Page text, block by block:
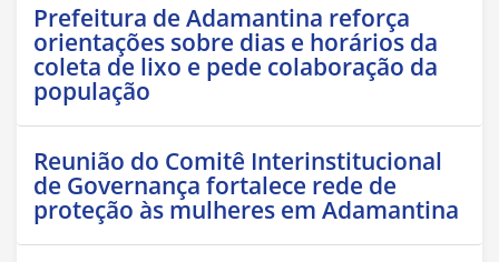
Prefeitura de Adamantina reforça
orientações sobre dias e horários da
coleta de lixo e pede colaboração da
população
Reunião do Comitê Interinstitucional
de Governança fortalece rede de
proteção às mulheres em Adamantina